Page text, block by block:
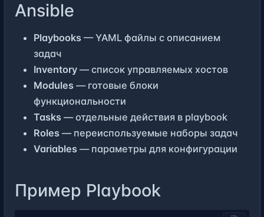
Ansible
Playbooks — YAML файлы с описанием
задач
Inventory — список управляемых хостов
Modules — готовые блоки
функциональности
Tasks — отдельные действия в playbook
Roles — переиспользуемые наборы задач
Variables — параметры для конфигурации
Пример Playbook